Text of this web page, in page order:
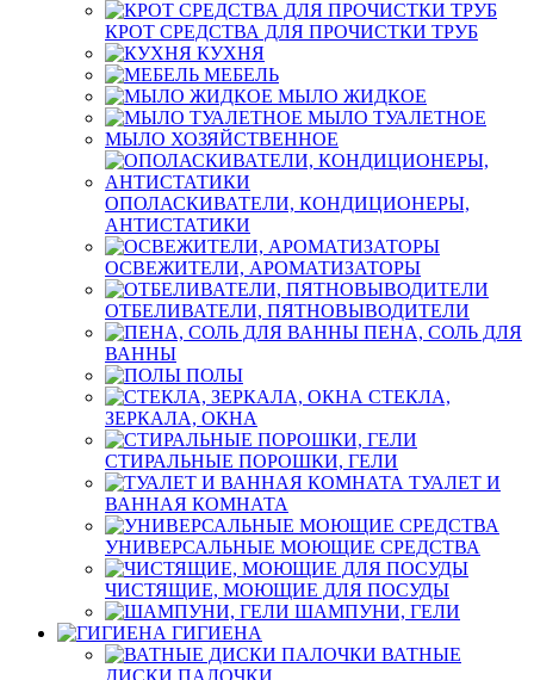
КРОТ СРЕДСТВА ДЛЯ ПРОЧИСТКИ ТРУБ
КУХНЯ
МЕБЕЛЬ
МЫЛО ЖИДКОЕ
МЫЛО ТУАЛЕТНОЕ
МЫЛО ХОЗЯЙСТВЕННОЕ
ОПОЛАСКИВАТЕЛИ, КОНДИЦИОНЕРЫ,
АНТИСТАТИКИ
ОСВЕЖИТЕЛИ, АРОМАТИЗАТОРЫ
ОТБЕЛИВАТЕЛИ, ПЯТНОВЫВОДИТЕЛИ
ПЕНА, СОЛЬ ДЛЯ
ВАННЫ
ПОЛЫ
СТЕКЛА,
ЗЕРКАЛА, ОКНА
СТИРАЛЬНЫЕ ПОРОШКИ, ГЕЛИ
ТУАЛЕТ И
ВАННАЯ КОМНАТА
УНИВЕРСАЛЬНЫЕ МОЮЩИЕ СРЕДСТВА
ЧИСТЯЩИЕ, МОЮЩИЕ ДЛЯ ПОСУДЫ
ШАМПУНИ, ГЕЛИ
ГИГИЕНА
ВАТНЫЕ
ДИСКИ ПАЛОЧКИ